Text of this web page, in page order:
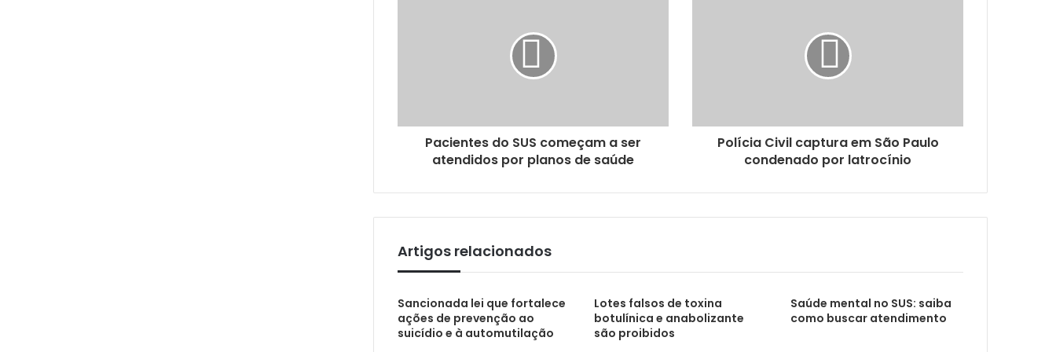
Paraíba inclui pessoas com TDL como pessoas com deficiência
Pacientes do SUS começam a ser
atendidos por planos de saúde
Polícia Civil captura em São Paulo
condenado por latrocínio
Artigos relacionados
Sancionada lei que fortalece
ações de prevenção ao
suicídio e à automutilação
Lotes falsos de toxina
botulínica e anabolizante
são proibidos
Saúde mental no SUS: saiba
como buscar atendimento